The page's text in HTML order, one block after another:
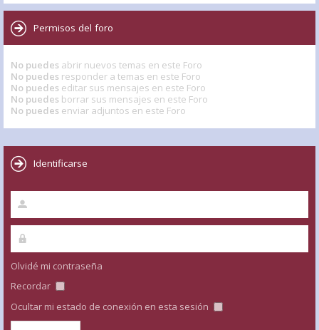
Permisos del foro
No puedes abrir nuevos temas en este Foro
No puedes responder a temas en este Foro
No puedes editar sus mensajes en este Foro
No puedes borrar sus mensajes en este Foro
No puedes enviar adjuntos en este Foro
Identificarse
Olvidé mi contraseña
Recordar
Ocultar mi estado de conexión en esta sesión